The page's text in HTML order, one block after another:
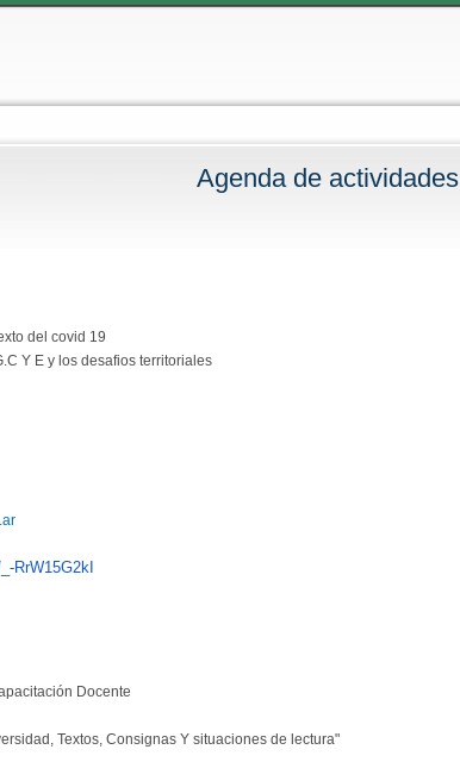
Agenda de actividades
del covid 19
Y E y los desafios territoriales
RrW15G2kI
Docente
Textos, Consignas Y situaciones de lectura"